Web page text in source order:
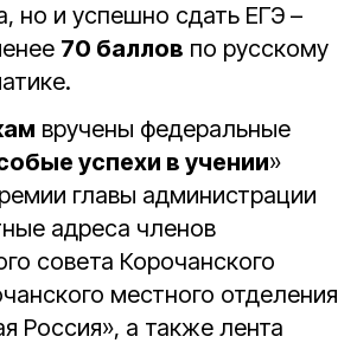
но и успешно сдать ЕГЭ –
70 баллов по русскому
вручены федеральные
успехи в учении»
главы администрации
адреса членов
совета Корочанского
местного отделения
Россия», а также лента